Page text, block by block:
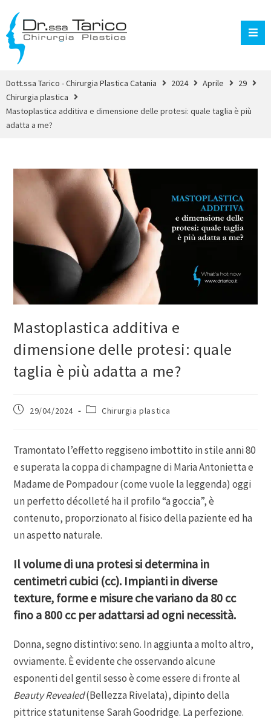
Dott.ssa Tarico - Chirurgia Plastica Catania 2024 Aprile
29
Chirurgia plastica
Mastoplastica additiva e dimensione delle protesi: quale taglia è più
adatta a me?
Mastoplastica additiva e
dimensione delle protesi: quale
taglia è più adatta a me?
29/04/2024 Chirurgia plastica
Tramontato l’effetto reggiseno imbottito in stile anni 80
e superata la coppa di champagne di Maria Antonietta e
Madame de Pompadour (come vuole la leggenda) oggi
un perfetto décolleté ha il profilo “a goccia”, è
contenuto, proporzionato al fisico della paziente ed ha
un aspetto naturale.
Il volume di una protesi si determina in
centimetri cubici (cc). Impianti in diverse
texture, forme e misure che variano da 80 cc
fino a 800 cc per adattarsi ad ogni necessità.
Donna, segno distintivo: seno. In aggiunta a molto altro,
ovviamente. È evidente che osservando alcune
esponenti del gentil sesso è come essere di fronte al
Beauty Revealed(Bellezza Rivelata), dipinto della
pittrice statunitense Sarah Goodridge. La perfezione.